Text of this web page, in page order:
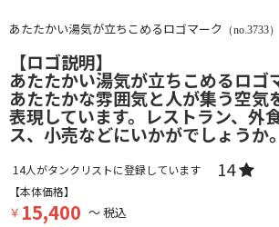
あたたかい湯気が立ちこめるロゴマーク （no.3733）
【ロゴ説明】
あたたかい湯気が立ちこめるロゴ
あたたかな雰囲気と人が集う空気
表現しています。レストラン、外
ス、小売などにいかがでしょうか。
14人がタンクリストに登録しています 14
【本体価格】
￥ 15,400 ～ 税込